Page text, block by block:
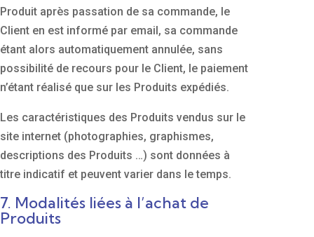
Produit après passation de sa commande, le
Client en est informé par email, sa commande
étant alors automatiquement annulée, sans
possibilité de recours pour le Client, le paiement
n’étant réalisé que sur les Produits expédiés.
Les caractéristiques des Produits vendus sur le
site internet (photographies, graphismes,
descriptions des Produits …) sont données à
titre indicatif et peuvent varier dans le temps.
7. Modalités liées à l’achat de
Produits